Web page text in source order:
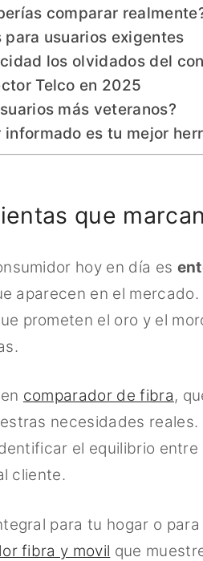
comparar
para usuarios exigentes
los olvidados del
Telco en 2025
más veteranos?
informado es tu mejor
que
hoy en día es
aparecen en el
prometen el oro y el
comparador de fibra,
necesidades reales.
el equilibrio
cliente.
para tu hogar o
fibra y movil que